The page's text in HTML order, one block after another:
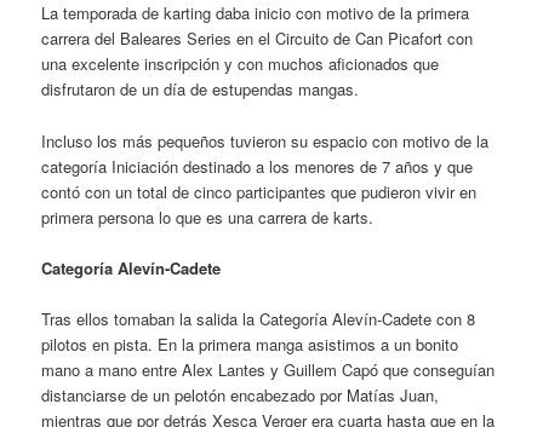
La temporada de karting daba inicio con motivo de la primera
carrera del Baleares Series en el Circuito de Can Picafort con
una excelente inscripción y con muchos aficionados que
disfrutaron de un día de estupendas mangas.
Incluso los más pequeños tuvieron su espacio con motivo de la
categoría Iniciación destinado a los menores de 7 años y que
contó con un total de cinco participantes que pudieron vivir en
primera persona lo que es una carrera de karts.
Categoría Alevín-Cadete
Tras ellos tomaban la salida la Categoría Alevín-Cadete con 8
pilotos en pista. En la primera manga asistimos a un bonito
mano a mano entre Alex Lantes y Guillem Capó que conseguían
distanciarse de un pelotón encabezado por Matías Juan,
mientras que por detrás Xesca Verger era cuarta hasta que en la